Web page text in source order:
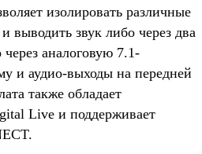
изолировать различные
выводить звук либо через два
аналоговую 7.1-
и аудио-выходы на передней
также обладает
Live и поддерживает